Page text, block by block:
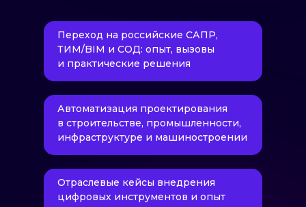
Переход на российские САПР,
ТИМ/BIM и СОД: опыт, вызовы
и практические решения
Автоматизация проектирования
в строительстве, промышленности,
инфраструктуре и машиностроении
Отраслевые кейсы внедрения
цифровых инструментов и опыт